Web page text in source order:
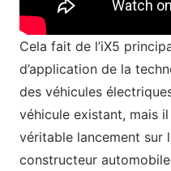
Cela fait de l’iX5
d’application de la
des véhicules
véhicule existant, mais
véritable lancement sur
constructeur